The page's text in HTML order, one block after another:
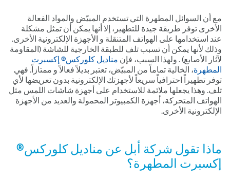
مع أن السوائل المطهرة التي تستخدم المبيّض والمواد الفعالة
الأخرى توفر طريقة جيدة للتطهير، إلا أنها يمكن أن تمثل مشكلة
عند استخدامها على الهواتف المتنقلة و الأجهزة الإلكترونية الأخرى.
وذلك لأنها يمكن أن تسبب تلف للطبقة الخارجية للشاشة (المقاومة
لآثار الأصابع) . ولهذا السبب، فإن مناديل كلوركس® إكسبرت
المطهرة، الخالية تماماً من المبيّض، تعتبر بديلاً فعالاً و ممتازاً. فهي
توفر تطهيراً احترافياً سريعاً لأجهزتك الإلكترونية بدون تعريضها لأي
تلف. وهذا يجعلها ملائمة للاستخدام على أجهزة شاشات اللمس مثل
الهواتف المتحركة، أجهزة الكمبيوتر المحمولة والعديد من الأجهزة
الإلكترونية الأخرى.
ماذا تقول شركة أبل عن مناديل كلوركس®
إكسبرت المطهرة؟